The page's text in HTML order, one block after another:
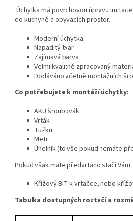
Úchytka má povrchovou úpravu
do kuchyně a obyvacích prostor.
Moderní úchytka
Napaditý tvar
Zajímavá barva
Velmi kvalitně zpracovaný
Dodáváno včetně montážních
Co potřebujete k montáží úchytky:
AKU šroubovák
Vrták
Tužku
Metr
Úhelník (to vše pokud nemáte
Pokud však máte předvrtáno stačí Vám
Křížový BIT k vrtačce, nebo
Tabulka dostupných roztečí a